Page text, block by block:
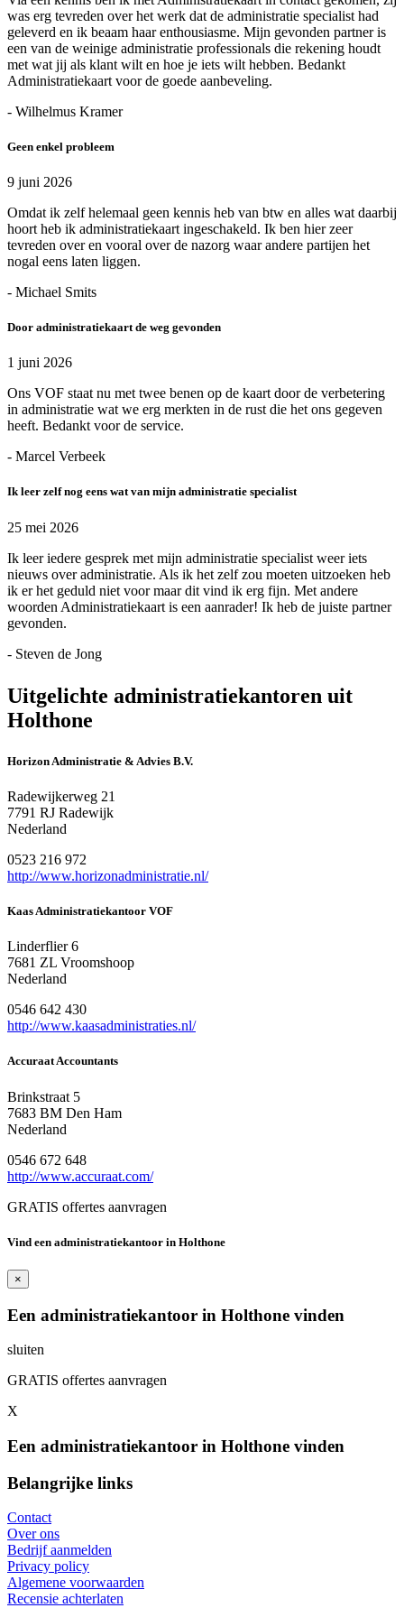
was erg tevreden over het werk dat de administratie specialist had
geleverd en ik beaam haar enthousiasme. Mijn gevonden partner is
een van de weinige administratie professionals die rekening houdt
met wat jij als klant wilt en hoe je iets wilt hebben. Bedankt
Administratiekaart voor de goede aanbeveling.
- Wilhelmus Kramer
Geen enkel probleem
9 juni 2026
Omdat ik zelf helemaal geen kennis heb van btw en alles wat daarbij
hoort heb ik administratiekaart ingeschakeld. Ik ben hier zeer
tevreden over en vooral over de nazorg waar andere partijen het
nogal eens laten liggen.
- Michael Smits
Door administratiekaart de weg gevonden
1 juni 2026
Ons VOF staat nu met twee benen op de kaart door de verbetering
in administratie wat we erg merkten in de rust die het ons gegeven
heeft. Bedankt voor de service.
- Marcel Verbeek
Ik leer zelf nog eens wat van mijn administratie specialist
25 mei 2026
Ik leer iedere gesprek met mijn administratie specialist weer iets
nieuws over administratie. Als ik het zelf zou moeten uitzoeken heb
ik er het geduld niet voor maar dit vind ik erg fijn. Met andere
woorden Administratiekaart is een aanrader! Ik heb de juiste partner
gevonden.
- Steven de Jong
Uitgelichte administratiekantoren uit
Holthone
Horizon Administratie & Advies B.V.
Radewijkerweg 21
7791 RJ Radewijk
Nederland
0523 216 972
http://www.horizonadministratie.nl/
Kaas Administratiekantoor VOF
Linderflier 6
7681 ZL Vroomshoop
Nederland
0546 642 430
http://www.kaasadministraties.nl/
Accuraat Accountants
Brinkstraat 5
7683 BM Den Ham
Nederland
0546 672 648
http://www.accuraat.com/
GRATIS offertes aanvragen
Vind een administratiekantoor in Holthone
×
Een administratiekantoor in Holthone vinden
sluiten
GRATIS offertes aanvragen
X
Een administratiekantoor in Holthone vinden
Belangrijke links
Contact
Over ons
Bedrijf aanmelden
Privacy policy
Algemene voorwaarden
Recensie achterlaten